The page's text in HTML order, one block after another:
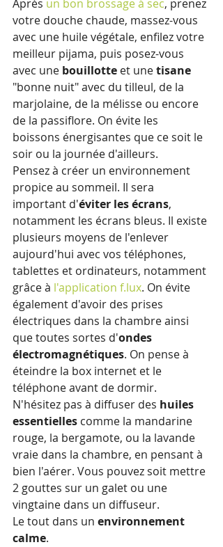
Après un bon brossage à sec, prenez
votre douche chaude, massez-vous
avec une huile végétale, enfilez votre
meilleur pijama, puis posez-vous
avec une bouillotte et une tisane
"bonne nuit" avec du tilleul, de la
marjolaine, de la mélisse ou encore
de la passiflore. On évite les
boissons énergisantes que ce soit le
soir ou la journée d'ailleurs.
Pensez à créer un environnement
propiceau sommeil. Il sera
important d'éviter les écrans,
notamment les écrans bleus. Il existe
plusieurs moyens de l'enlever
aujourd'hui avec vos téléphones,
tablettes et ordinateurs, notamment
grâce à l'application f.lux. On évite
également d'avoir des prises
électriques dans la chambre ainsi
que toutes sortes d'ondes
électromagnétiques. On pense à
éteindre la box internet et le
téléphone avant de dormir.
N'hésitez pas à diffuser des huiles
essentielles comme la mandarine
rouge, la bergamote, ou la lavande
vraie dans la chambre, en pensant à
bien l'aérer. Vous pouvez soit mettre
2 gouttes sur un galet ou une
vingtaine dans un diffuseur.
Le tout dans un environnement
calme.